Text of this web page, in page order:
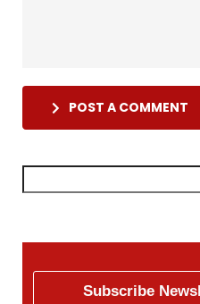
POST A COMMENT
Subscribe